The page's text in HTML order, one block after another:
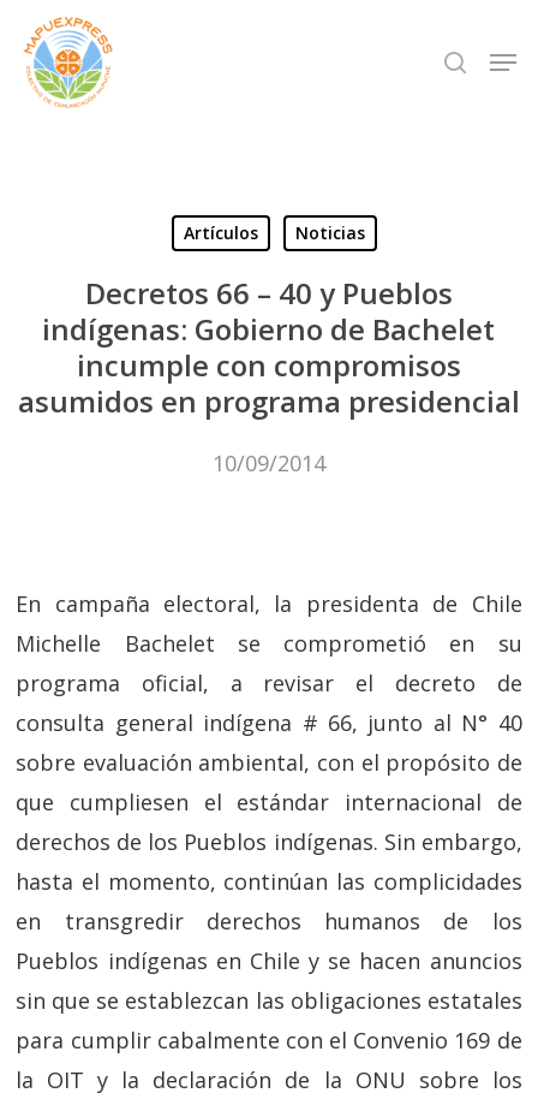
Skip
main
search
Artículos Noticias
Decretos 66 – 40 y Pueblos
indígenas: Gobierno de Bachelet
incumple con compromisos
asumidos en programa presidencial
10/09/2014
En campaña electoral, la presidenta de Chile
Michelle Bachelet se comprometió en su
programa oficial, a revisar el decreto de
consulta general indígena # 66, junto al N° 40
sobre evaluación ambiental, con el propósito de
que cumpliesen el estándar internacional de
derechos de los Pueblos indígenas. Sin embargo,
hasta el momento, continúan las complicidades
en transgredir derechos humanos de los
Pueblos indígenas en Chile y se hacen anuncios
sin que se establezcan las obligaciones estatales
para cumplir cabalmente con el Convenio 169 de
la OIT y la declaración de la ONU sobre los
Close